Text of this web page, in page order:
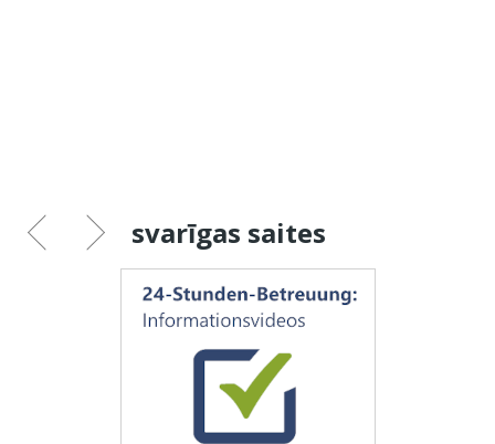
svarīgas saites